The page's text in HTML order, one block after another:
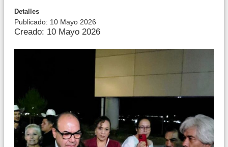
Detalles
Publicado: 10 Mayo 2026
Creado: 10 Mayo 2026